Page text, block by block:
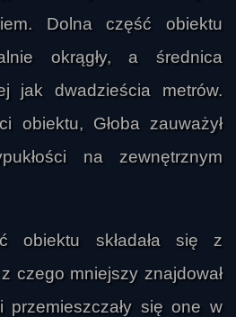
Dolna część obiektu
okrągły, a średnica
jak dwadzieścia metrów.
obiektu, Głoba zauważył
na zewnętrznym
obiektu składała się z
czego mniejszy znajdował
się one w